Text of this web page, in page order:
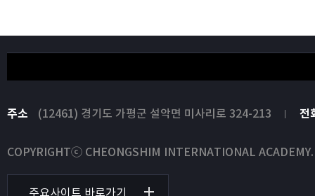
주소 (12461) 경기도 가평군 설악면 미사리로 324-213 전
COPYRIGHTⓒ CHEONGSHIM INTERNATIONAL
주요사이트 바로가기